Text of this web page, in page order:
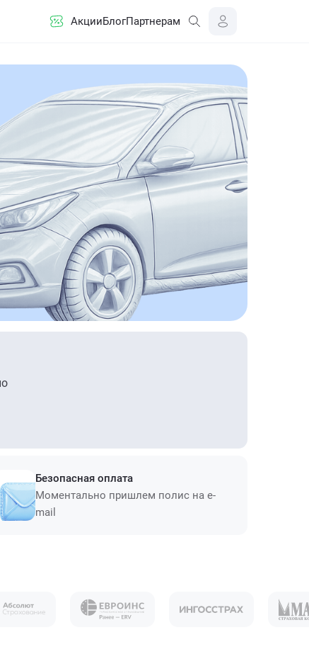
АкцииБлогПартнерам
Безопасная оплата
Моментально пришлем полис на e-
mail